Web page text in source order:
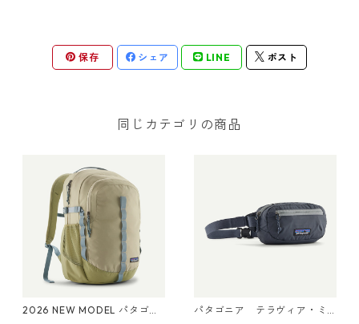
保存 シェア LINE ポスト
同じカテゴリの商品
2026 NEW MODEL パタゴニ
パタゴニア テラヴィア・ミ